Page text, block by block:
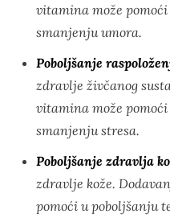
vitamina može
smanjenju umora.
Poboljšanje
zdravlje živčanog
vitamina može
smanjenju stresa.
Poboljšanje zdravlja
zdravlje kože.
pomoći u poboljšanju